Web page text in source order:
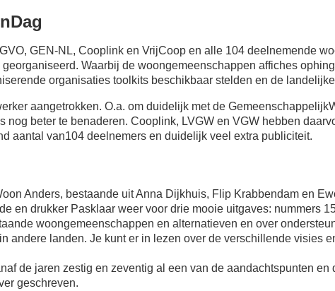
GEN-NL, Cooplink en VrijCoop en alle 104 deelnemende
Waarbij de woongemeenschappen affiches
organisaties toolkits beschikbaar stelden en de
aangetrokken. O.a. om duidelijk met de
nog beter te benaderen. Cooplink, LVGW en VGW hebben
aantal van104 deelnemers en duidelijk veel extra publiciteit.
Anders, bestaande uit Anna Dijkhuis, Flip Krabbendam en
en drukker Pasklaar weer voor drie mooie uitgaves: nummers
woongemeenschappen en alternatieven en over
andere landen. Je kunt er in lezen over de verschillende visies
de jaren zestig en zeventig al een van de aandachtspunten en
geschreven.